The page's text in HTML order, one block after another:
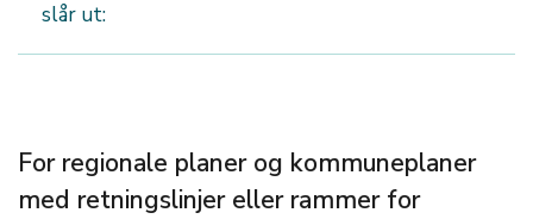
slår ut:
For regionale planer og kommuneplaner
med retningslinjer eller rammer for